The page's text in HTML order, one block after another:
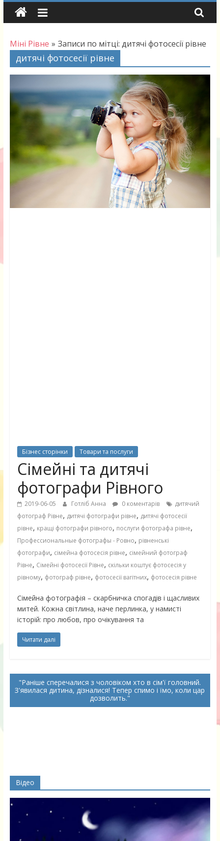
Skip
Міні Рівне » Записи по мітці: дитячі фотосесії рівне
дитячі фотосесії рівне
Бізнес сторінки Товари та послуги
Сімейні та дитячі
фотографи Рівного
2019-06-05 Готліб Анна 0 коментарів
дитячий
фотограф Рівне, дитячі фотографи рівне, дитячі фотосесії
рівне, кращі фотографи рівного, послуги фотографа рівне,
Профессиональные фотографы - Ровно, рівненські
фотографи, сімейна фотосесія рівне, сімейний фотограф
Рівне, Сімейні фотосесії Рівне, скільки коштує фотосесія у
рівному, фотограф рівне, фотосесії вагітних, фотосесія рівне
Сімейна фотографія – скарбничка спогадів і щасливих
митей. Кожна світлина, наче перлинка, у намисті
історій: про любов, про очікування та
Читати далі
Раніше сперечалися з чоловіком хто в сім'ї головний.
З'явилася дитина, дізналися! Тепер спимо і їмо, коли цар
дозволить.
Відео